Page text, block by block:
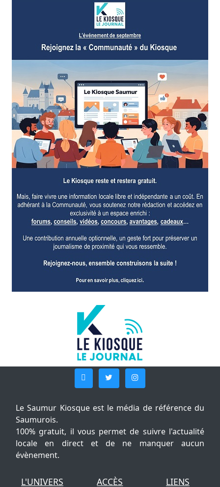
Le Saumur Kiosque est le média de référence du
Saumurois.
100% gratuit, il vous permet de suivre l'actualité
locale en direct et de ne manquer aucun
évènement.
L'UNIVERS ACCÈS LIENS